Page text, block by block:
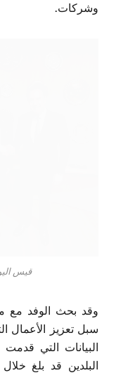
وشركات.
قيس
وقد بحث الوفد مع
سبل تعزيز الأعمال
البيانات التي قدمت